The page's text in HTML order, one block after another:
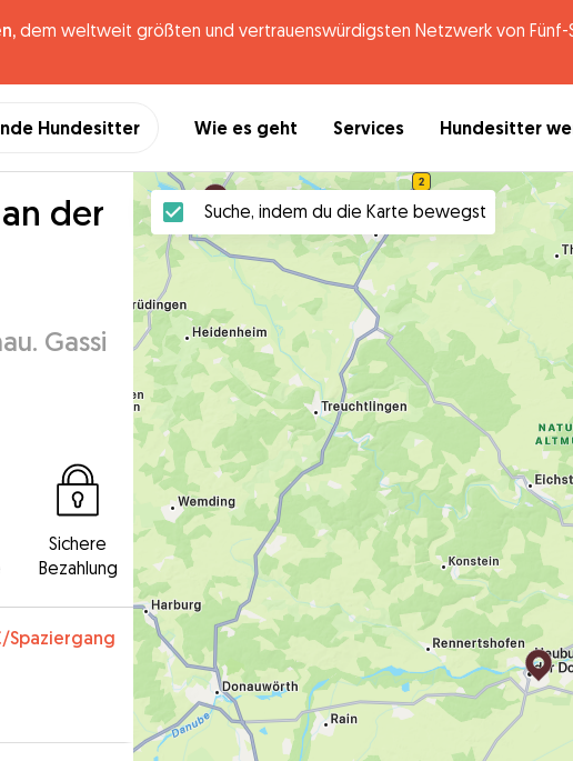
dem weltweit größten und vertrauenswürdigsten Netzwerk von Fünf-
Hundesitter Wie es geht Services Hundesitter
der
Gassi
Sichere
Bezahlung
/Spaziergang
Suche, indem du die Karte bewegst